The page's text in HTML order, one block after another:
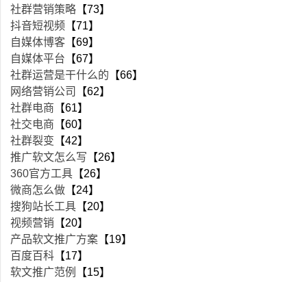
社群营销策略 【73】
抖音短视频 【71】
自媒体博客 【69】
自媒体平台 【67】
社群运营是干什么的 【66】
网络营销公司
【62】
社群电商 【61】
社交电商 【60】
社群裂变 【42】
推广软文怎么写 【26】
360官方工具 【26】
微商怎么做 【24】
搜狗站长工具 【20】
视频营销 【20】
产品软文推广方案 【19】
百度百科 【17】
软文推广范例
【15】